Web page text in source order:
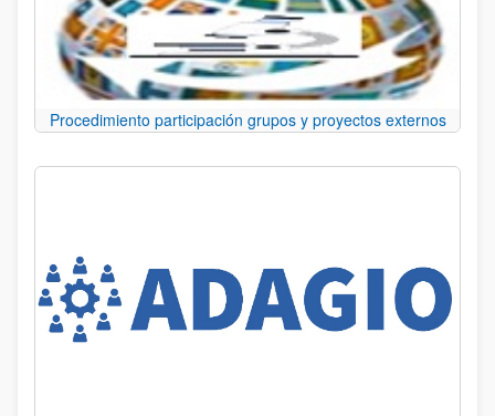
Procedimiento participación grupos y proyectos externos